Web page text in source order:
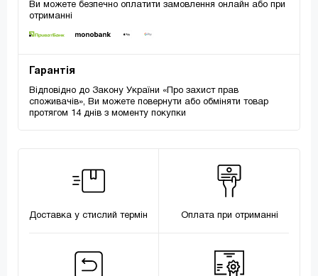
Ви можете безпечно оплатити замовлення онлайн або при
отриманні
Гарантія
Відповідно до Закону України «Про захист прав
споживачів», Ви можете повернути або обміняти товар
протягом 14 днів з моменту покупки
Доставка у стислий термін Оплата при отриманні